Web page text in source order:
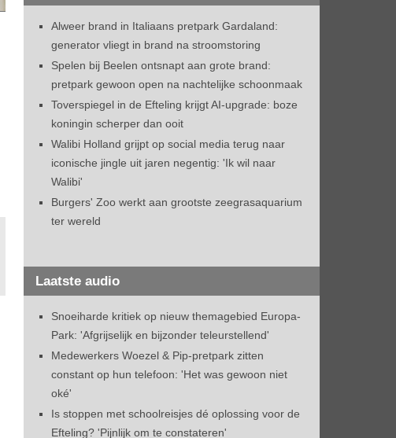
Alweer brand in Italiaans pretpark Gardaland:
generator vliegt in brand na stroomstoring
Spelen bij Beelen ontsnapt aan grote brand:
pretpark gewoon open na nachtelijke schoonmaak
Toverspiegel in de Efteling krijgt AI-upgrade: boze
koningin scherper dan ooit
Walibi Holland grijpt op social media terug naar
iconische jingle uit jaren negentig: 'Ik wil naar
Walibi'
Burgers' Zoo werkt aan grootste zeegrasaquarium
ter wereld
Laatste audio
Snoeiharde kritiek op nieuw themagebied Europa-
Park: 'Afgrijselijk en bijzonder teleurstellend'
Medewerkers Woezel & Pip-pretpark zitten
constant op hun telefoon: 'Het was gewoon niet
oké'
Is stoppen met schoolreisjes dé oplossing voor de
Efteling? 'Pijnlijk om te constateren'